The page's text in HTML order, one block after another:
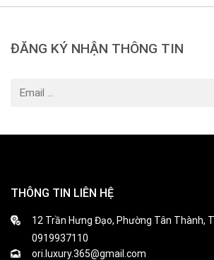
ĐĂNG KÝ NHẬN THÔNG TIN
THÔNG TIN LIÊN HỆ
12 Trần Hưng Đạo, Phường Tân Thành,
0919937110
ori.luxury.365@gmail.com